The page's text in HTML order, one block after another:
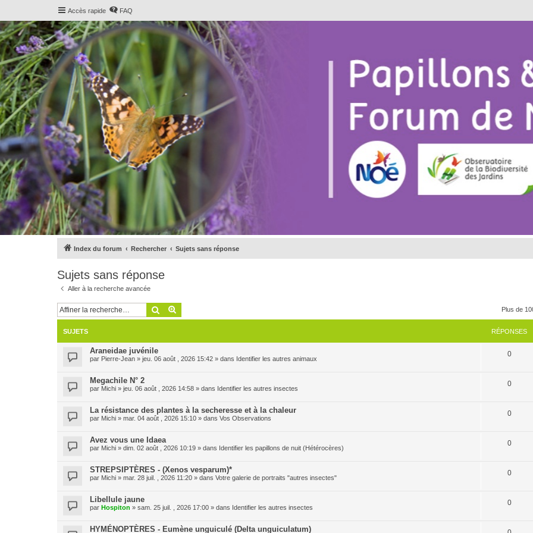
Accès rapide FAQ
Index du forum Rechercher Sujets sans réponse
Sujets sans réponse
Aller à la recherche avancée
Rechercher Plus de
SUJETS RÉPONSES
Araneidae juvénile
par Pierre-Jean » jeu. 06 août , 2026 15:42 » dans Identifier les autres animaux
0
Megachile N° 2
par Michi » jeu. 06 août , 2026 14:58 » dans Identifier les autres insectes
0
La résistance des plantes à la secheresse et à la chaleur
par Michi » mar. 04 août , 2026 15:10 » dans Vos Observations
0
Avez vous une Idaea
par Michi » dim. 02 août , 2026 10:19 » dans Identifier les papillons de nuit (Hétérocères)
0
STREPSIPTÈRES - (Xenos vesparum)*
par Michi » mar. 28 juil. , 2026 11:20 » dans Votre galerie de portraits "autres insectes"
0
Libellule jaune
par Hospiton » sam. 25 juil. , 2026 17:00 » dans Identifier les autres insectes
0
HYMÉNOPTÈRES - Eumène unguiculé (Delta unguiculatum)